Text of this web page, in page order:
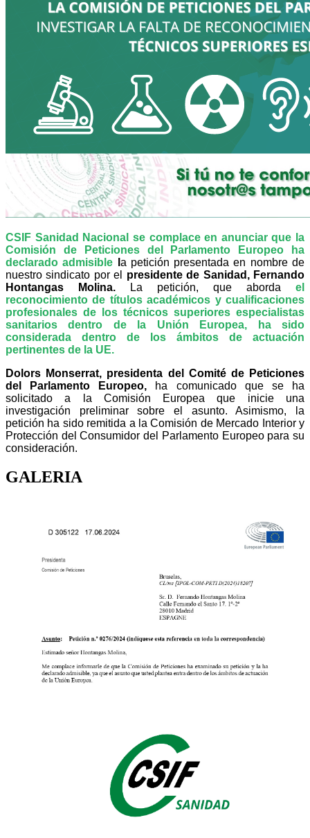
CSIF Sanidad Nacional se complace en anunciar que la
Comisión de Peticiones del Parlamento Europeo ha
declarado admisible
a petición presentada en nombre de
nuestro sindicato por el
presidente de Sanidad, Fernando
Hontangas Molina.
La petición, que aborda el
reconocimiento de títulos académicos y cualificaciones
profesionales de los técnicos superiores especialistas
sanitarios dentro de la Unión Europea, ha sido
considerada dentro de los ámbitos de actuación
pertinentes de la UE.
Dolors Monserrat, presidenta del Comité de Peticiones
del Parlamento Europeo, ha comunicado que se ha
solicitado a la Comisión Europea que inicie una
investigación preliminar sobre el asunto. Asimismo, la
petición ha sido remitida a la Comisión de Mercado Interior y
Protección del Consumidor del Parlamento Europeo para su
consideración.
GALERIA